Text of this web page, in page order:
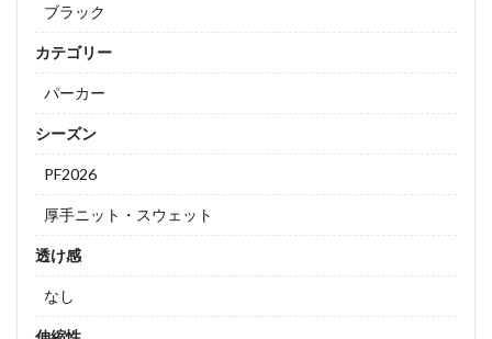
ブラック
カテゴリー
パーカー
シーズン
PF2026
厚手ニット・スウェット
透け感
なし